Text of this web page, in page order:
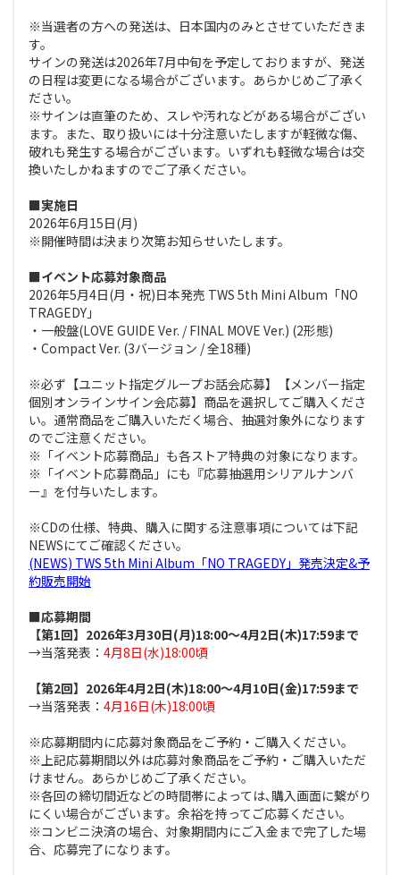
※当選者の方への発送は、日本国内のみとさせていただきま
す。
サインの発送は2026年7月中旬を予定しておりますが、発送
の日程は変更になる場合がございます。あらかじめご了承く
ださい。
※サインは直筆のため、スレや汚れなどがある場合がござい
ます。また、取り扱いには十分注意いたしますが軽微な傷、
破れも発生する場合がございます。いずれも軽微な場合は交
換いたしかねますのでご了承ください。
■実施日
2026年6月15日(月)
※開催時間は決まり次第お知らせいたします。
■イベント応募対象商品
2026年5月4日(月・祝)日本発売 TWS 5th Mini Album「NO
TRAGEDY」
・一般盤(LOVE GUIDE Ver. / FINAL MOVE Ver.) (2形態)
・Compact Ver. (3バージョン / 全18種)
※必ず【ユニット指定グループお話会応募】【メンバー指定
個別オンラインサイン会応募】商品を選択してご購入くださ
い。通常商品をご購入いただく場合、抽選対象外になります
のでご注意ください。
※「イベント応募商品」も各ストア特典の対象になります。
※「イベント応募商品」にも『応募抽選用シリアルナンバ
ー』を付与いたします。
※CDの仕様、特典、購入に関する注意事項については下記
NEWSにてご確認ください。
(NEWS) TWS 5th Mini Album「NO TRAGEDY」発売決定&予
約販売開始
■応募期間
【第1回】2026年3月30日(月)18:00～4月2日(木)17:59まで
→当落発表： 4月8日(水)18:00頃
【第2回】2026年4月2日(木)18:00～4月10日(金)17:59まで
→当落発表： 4月16日(木)18:00頃
※応募期間内に応募対象商品をご予約・ご購入ください｡
※上記応募期間以外は応募対象商品をご予約・ご購入いただ
けません。あらかじめご了承ください。
※各回の締切間近などの時間帯によっては､購入画面に繋がり
にくい場合がございます。余裕を持ってご応募ください。
※コンビニ決済の場合、対象期間内にご入金まで完了した場
合、応募完了になります。